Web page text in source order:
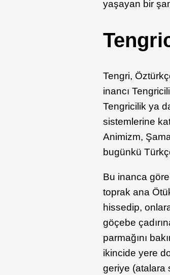
yaşayan bir
Tengri,
inancı
Tengricilik ya
sistemlerine
Animizm,
bugünkü
Bu inanca
toprak ana
hissedip,
göçebe
parmağını
ikincide yere
geriye (atalara